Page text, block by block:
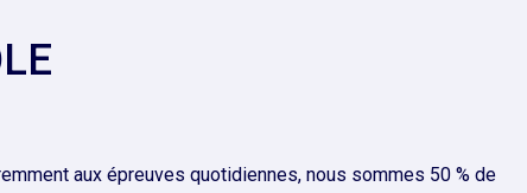
aux épreuves quotidiennes, nous sommes 50 % de